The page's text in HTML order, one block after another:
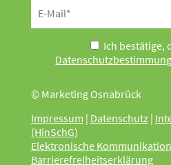
Ich bestätige,
© Marketing Osnabrück
Impressum | Datenschutz|
(HinSchG)
Elektronische Kommunikation
Barrierefreiheitserklärung